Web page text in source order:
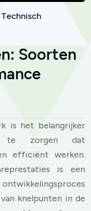
Technisch
Soorten
is het belangrijker
zorgen dat
efficiënt werken.
is een
knelpunten in de